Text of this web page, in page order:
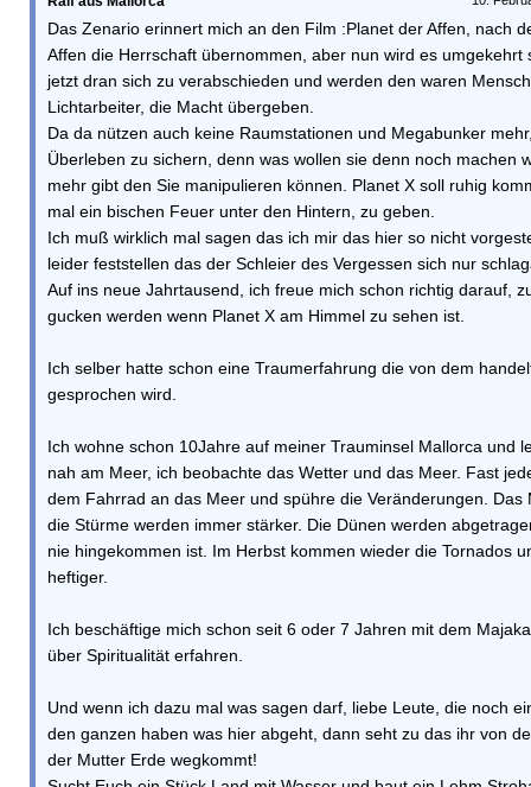
Das Zenario erinnert mich an den Film :Planet der Affen, nach
Affen die Herrschaft übernommen, aber nun wird es umgekehrt
jetzt dran sich zu verabschieden und werden den waren
Lichtarbeiter, die Macht übergeben.
Da da nützen auch keine Raumstationen und Megabunker
Überleben zu sichern, denn was wollen sie denn noch machen
mehr gibt den Sie manipulieren können. Planet X soll ruhig
mal ein bischen Feuer unter den Hintern, zu geben.
Ich muß wirklich mal sagen das ich mir das hier so nicht
leider feststellen das der Schleier des Vergessen sich nur
Auf ins neue Jahrtausend, ich freue mich schon richtig darauf,
gucken werden wenn Planet X am Himmel zu sehen ist.
Ich selber hatte schon eine Traumerfahrung die von dem
gesprochen wird.
Ich wohne schon 10Jahre auf meiner Trauminsel Mallorca und
nah am Meer, ich beobachte das Wetter und das Meer. Fast
dem Fahrrad an das Meer und spühre die Veränderungen. Das
die Stürme werden immer stärker. Die Dünen werden
nie hingekommen ist. Im Herbst kommen wieder die Tornados
heftiger.
Ich beschäftige mich schon seit 6 oder 7 Jahren mit dem
über Spiritualität erfahren.
Und wenn ich dazu mal was sagen darf, liebe Leute, die noch
den ganzen haben was hier abgeht, dann seht zu das ihr von
der Mutter Erde wegkommt!